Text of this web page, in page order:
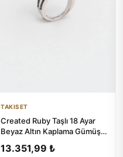
TAKISET
Created Ruby Taşlı 18 Ayar
Beyaz Altın Kaplama Gümüş
13.351,99 ₺